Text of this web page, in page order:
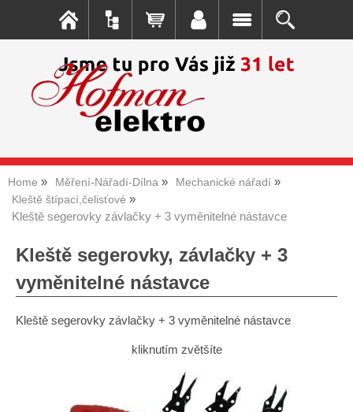
Home Měření-Nářadí-Dílna
Mechanické nářadí
Kleště štípací,čelisťové
Kleště segerovky závlačky + 3 vyměnitelné nástavce
Kleště segerovky, závlačky + 3
vyměnitelné nástavce
Kleště segerovky závlačky + 3 vyměnitelné nástavce
kliknutím zvětšíte